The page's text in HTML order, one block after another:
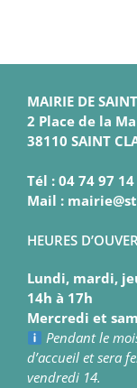
MAIRIE DE
2 Place de la
38110 SAINT
Tél : 04 74 97 14
Mail :
HEURES
Lundi, mardi,
14h à 17h
Mercredi et
Pendant le
d’accueil et sera
vendredi 14.